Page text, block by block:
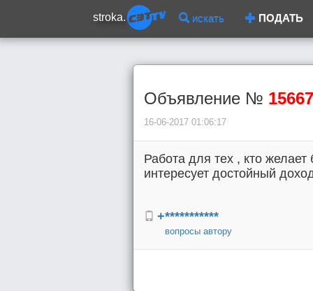
stroka. искать ПОДАТЬ
Объявление № 15667
16-06-2017 01:06:17
Работа для тех , кто
интересует достойный
+***********
вопросы автору